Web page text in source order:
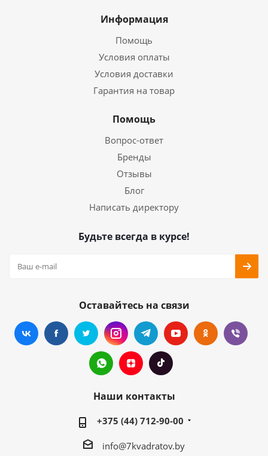
Информация
Помощь
Условия оплаты
Условия доставки
Гарантия на товар
Помощь
Вопрос-ответ
Бренды
Отзывы
Блог
Написать директору
Будьте всегда в курсе!
Оставайтесь на связи
Наши контакты
+375 (44) 712-90-00
info@7kvadratov.by